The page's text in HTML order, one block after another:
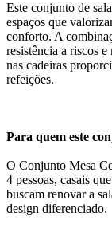
Este conjunto de
espaços que
conforto. A
resistência a riscos
nas cadeiras
refeições.
Para quem este
O Conjunto Mesa
4 pessoas, casais
buscam renovar a
design diferenciado.